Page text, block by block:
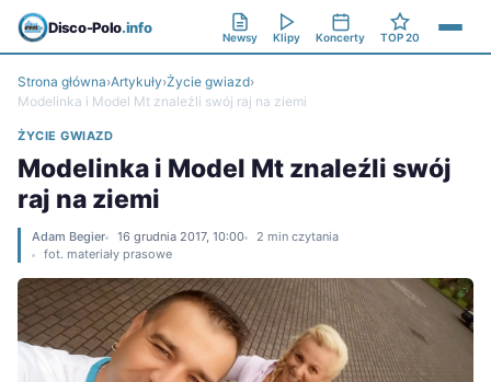
Disco-Polo.info
Newsy Klipy Koncerty TOP 20
Strona główna›Artykuły›Życie gwiazd›
Modelinka i Model Mt znaleźli swój raj na ziemi
ŻYCIE GWIAZD
Modelinka i Model Mt znaleźli swój
raj na ziemi
Adam Begier 16 grudnia 2017, 10:00
2 min czytania
fot. materiały prasowe